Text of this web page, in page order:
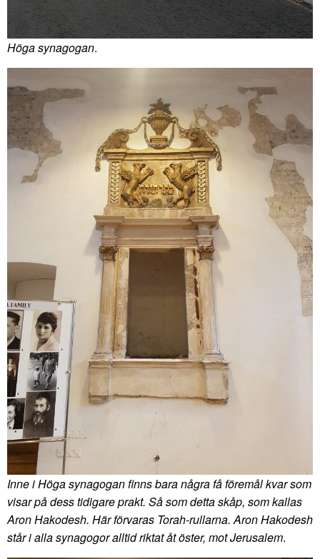
Höga synagogan.
Inne i Höga synagogan finns bara några få föremål kvar som
visar på dess tidigare prakt. Så som detta skåp, som kallas
Aron Hakodesh. Här förvaras Torah-rullarna. Aron Hakodesh
står i alla synagogor alltid riktat åt öster, mot Jerusalem.